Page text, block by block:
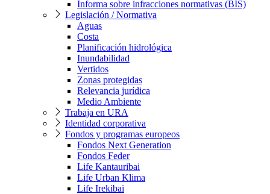
Informa sobre infracciones normativas (BIS)
Legislación / Normativa
Aguas
Costa
Planificación hidrológica
Inundabilidad
Vertidos
Zonas protegidas
Relevancia jurídica
Medio Ambiente
Trabaja en URA
Identidad corporativa
Fondos y programas europeos
Fondos Next Generation
Fondos Feder
Life Kantauribai
Life Urban Klima
Life Irekibai